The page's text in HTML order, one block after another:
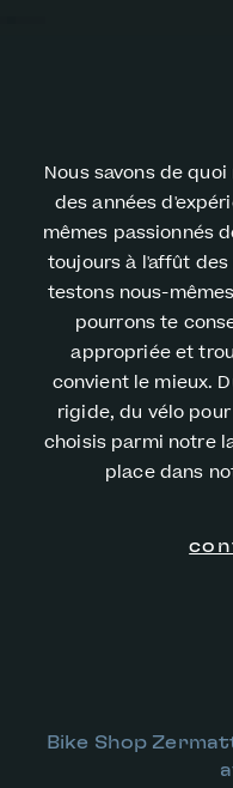
Nous savons de
des années
mêmes passionnés
toujours à l'affût
testons nous-
pourrons te
appropriée et
convient le mieux.
rigide, du vélo
choisis parmi notre
place dans
Bike Shop